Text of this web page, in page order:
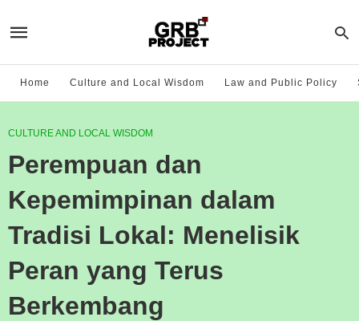
Home Culture and Local Wisdom Law and Public Policy
CULTURE AND LOCAL WISDOM
Perempuan dan
Kepemimpinan dalam
Tradisi Lokal: Menelisik
Peran yang Terus
Berkembang